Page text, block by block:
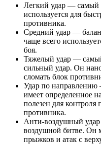
Легкий удар — самый
используется для
противника.
Средний удар —
чаще всего
боя.
Тяжелый удар —
сильный удар. Он
сломать блок
Удар по
имеет определенное
полезен для контроля
противника.
Анти-воздушный
воздушной битве. Он
прыжков и атак с